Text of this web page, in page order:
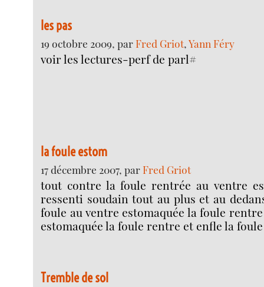
les pas
19 octobre 2009, parFred Griot,Yann Féry
voir les lectures-perf de parl#
la foule estom
17 décembre 2007, parFred Griot
tout contre la foule rentrée au ventre
ressenti soudain tout au plus et au
foule au ventre estomaquée la foule
estomaquée la foule rentre et enfle la foule
Tremble de sol